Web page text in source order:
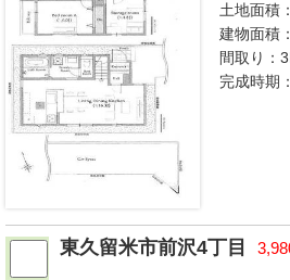
土地面積
建物面積
間取り：
完成時期
東久留米市前沢4丁目